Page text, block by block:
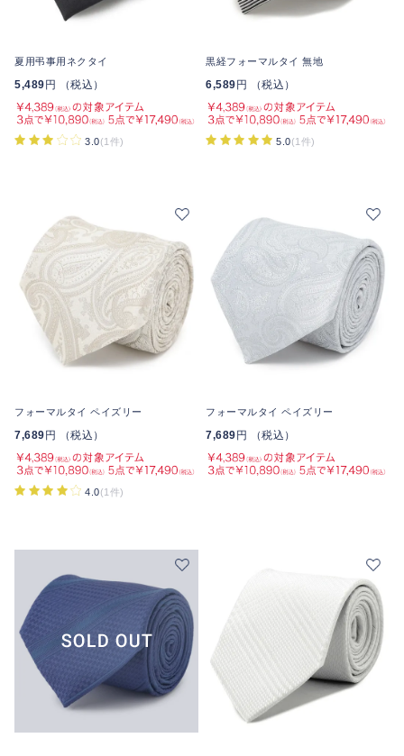
夏用弔事用ネクタイ
5,489 円 （税込）
3.0(1件)
黒経フォーマルタイ 無地
6,589 円 （税込）
5.0(1件)
フォーマルタイ ペイズリー
7,689 円 （税込）
4.0(1件)
フォーマルタイ ペイズリー
7,689 円 （税込）